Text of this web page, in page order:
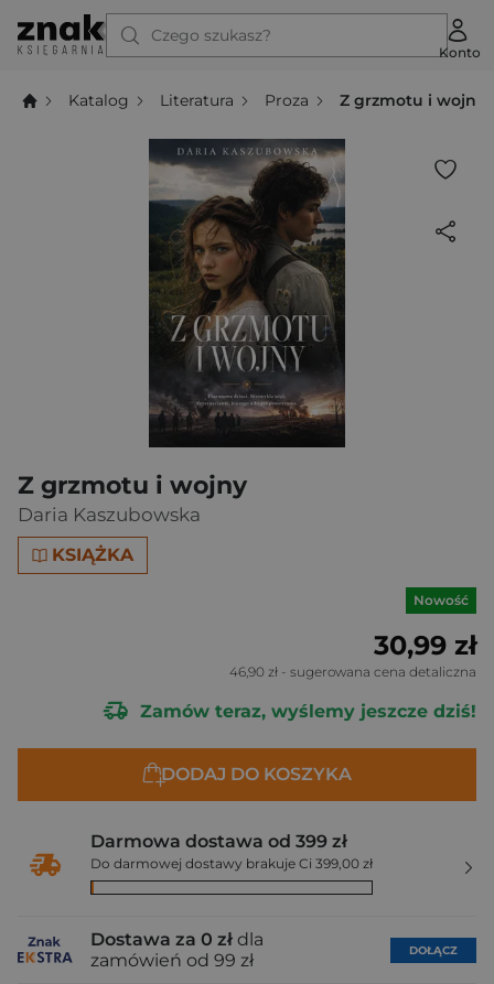
Czego szukasz?
Konto
Katalog Literatura Proza Z grzmotu i wojny
Z grzmotu i wojny
Daria Kaszubowska
KSIĄŻKA
Nowość
30,99 zł
46,90 zł - sugerowana cena detaliczna
Zamów teraz, wyślemy jeszcze dziś!
DODAJ DO KOSZYKA
Darmowa dostawa od 399 zł
Do darmowej dostawy brakuje Ci 399,00 zł
Dostawa za 0 zł dla
zamówień od 99 zł
DOŁĄCZ